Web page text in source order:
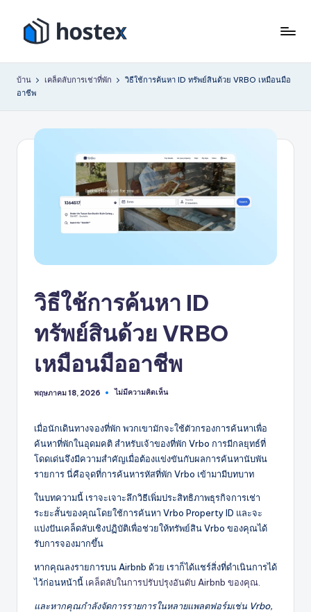
ที่
เนื้อหาฮ
เ
การ
หยุด
บ้าน เคล็ดลับการเช่าที่พัก
วิธีใช้การค้นหา ID ทรัพย์สินด้วย VRBO เหมือนมือ
อาชีพ
วิธีใช้การค้นหา ID
ทรัพย์สินด้วย VRBO
เหมือนมืออาชีพ
พฤษภาคม 18, 2026 ไม่มีความคิดเห็น
เมื่อนักเดินทางจองที่พัก พวกเขามักจะใช้ตัวกรองการค้นหาเพื่อ
ค้นหาที่พักในอุดมคติ สำหรับเจ้าของที่พัก Vrbo การมีกลยุทธ์ที่
โดดเด่นจึงมีความสำคัญเมื่อต้องแข่งขันกับผลการค้นหานับพัน
รายการ นี่คือจุดที่การค้นหารหัสที่พัก Vrbo เข้ามามีบทบาท
ในบทความนี้ เราจะเจาะลึกวิธีเพิ่มประสิทธิภาพธุรกิจการเช่า
ระยะสั้นของคุณโดยใช้การค้นหา Vrbo Property ID และจะ
แบ่งปันเคล็ดลับเชิงปฏิบัติเพื่อช่วยให้ทรัพย์สิน Vrbo ของคุณได้
รับการจองมากขึ้น
หากคุณลงรายการบน Airbnb ด้วย เราก็ได้แชร์สิ่งที่ดำเนินการได้
ไว้ก่อนหน้านี้ เคล็ดลับในการปรับปรุงอันดับ Airbnb ของคุณ
และหากคุณกำลังจัดการรายการในหลายแพลตฟอร์มเช่น Vrbo,